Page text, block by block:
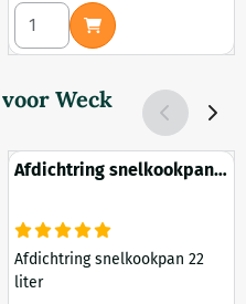
Pipe
Aantal kiezen voor
Weck
Afdichtring snelkookpan
Afdichtring snelkookpan 22
liter